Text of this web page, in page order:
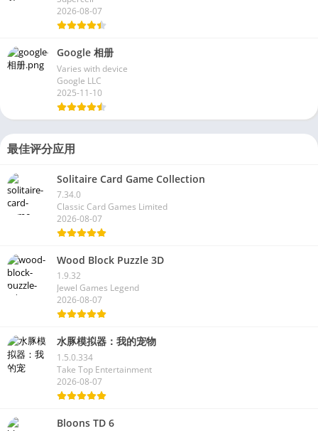
2026-08-07
Google 相册
Varies with device
Google LLC
2025-11-10
最佳评分应用
Solitaire Card Game Collection
7.34.0
Classic Card Games Limited
2026-08-07
Wood Block Puzzle 3D
1.9.32
Jewel Games Legend
2026-08-07
水豚模拟器：我的宠物
1.5.0.334
Take Top Entertainment
2026-08-07
Bloons TD 6